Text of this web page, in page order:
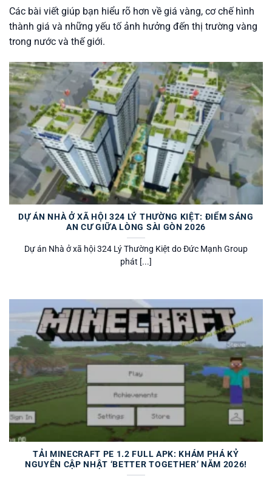
Các bài viết giúp bạn hiểu rõ hơn về giá vàng, cơ chế hình
thành giá và những yếu tố ảnh hưởng đến thị trường vàng
trong nước và thế giới.
DỰ ÁN NHÀ Ở XÃ HỘI 324 LÝ THƯỜNG KIỆT: ĐIỂM SÁNG
AN CƯ GIỮA LÒNG SÀI GÒN 2026
Dự án Nhà ở xã hội 324 Lý Thường Kiệt do Đức Mạnh Group
phát [...]
TẢI MINECRAFT PE 1.2 FULL APK: KHÁM PHÁ KỶ
NGUYÊN CẬP NHẬT ‘BETTER TOGETHER’ NĂM 2026!